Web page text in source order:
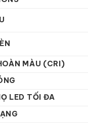
MÀU (CRI)
LED TỐI ĐA